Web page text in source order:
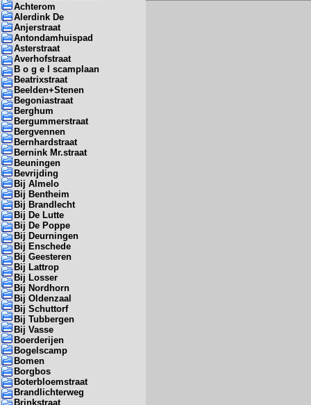
Achterom
Alerdink De
Anjerstraat
Antondamhuispad
Asterstraat
Averhofstraat
B o g e l scamplaan
Beatrixstraat
Beelden+Stenen
Begoniastraat
Berghum
Bergummerstraat
Bergvennen
Bernhardstraat
Bernink Mr.straat
Beuningen
Bevrijding
Bij Almelo
Bij Bentheim
Bij Brandlecht
Bij De Lutte
Bij De Poppe
Bij Deurningen
Bij Enschede
Bij Geesteren
Bij Lattrop
Bij Losser
Bij Nordhorn
Bij Oldenzaal
Bij Schuttorf
Bij Tubbergen
Bij Vasse
Boerderijen
Bogelscamp
Bomen
Borgbos
Boterbloemstraat
Brandlichterweg
Brinkstraat